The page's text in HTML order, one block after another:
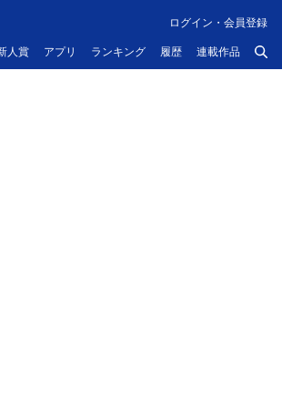
人賞 アプリ ランキング 履歴 連載作品
ログイン・会員登録